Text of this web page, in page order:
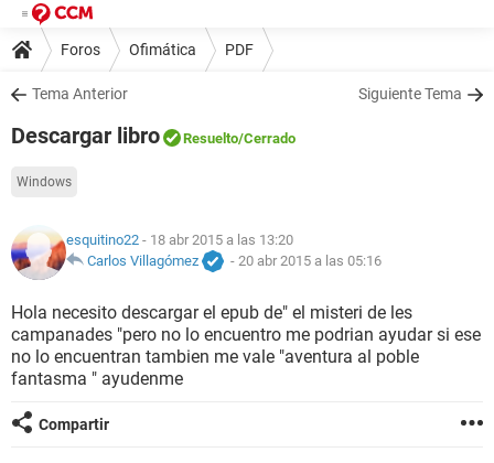
Foros Ofimática PDF
Tema Anterior Siguiente Tema
Descargar libro Resuelto/Cerrado
Windows
esquitino22 - 18 abr 2015 a las 13:20
Carlos Villagómez
- 20 abr 2015 a las 05:16
Hola necesito descargar el epub de" el misteri de les
campanades "pero no lo encuentro me podrian ayudar si ese
no lo encuentran tambien me vale "aventura al poble
fantasma " ayudenme
Compartir